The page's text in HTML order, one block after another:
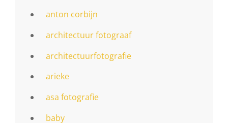
anton corbijn
architectuur fotograaf
architectuurfotografie
arieke
asa fotografie
baby